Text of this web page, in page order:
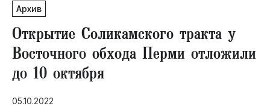
Молодежная столица РФ
СВО
Выборы в Пермском крае
Социальная поддержка
Инфраструктура
Благоустройство
Архив
Открытие Соликамского тракта у
Восточного обхода Перми отложили
до 10 октября
05.10.2022